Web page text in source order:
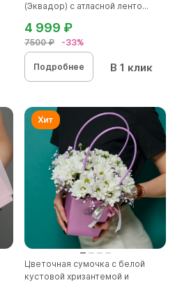
(Эквадор) с атласной ленто...
7500 ₽ -33%
4 999 ₽
Подробнее В 1 клик
Цветочная сумочка с белой
кустовой хризантемой и